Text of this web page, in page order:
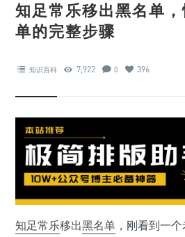
知足常乐移出黑名单
单的完整步骤
知识百科 7,922 0 396
知足常乐移出黑名单 ，刚看到一